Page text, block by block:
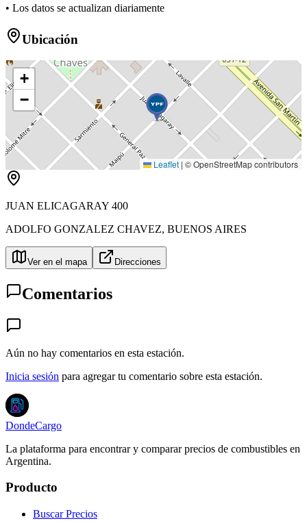
• Los datos se actualizan diariamente
Ubicación
+
−
Leaflet | © OpenStreetMap contributors
JUAN ELICAGARAY 400
ADOLFO GONZALEZ CHAVEZ, BUENOS AIRES
Ver en el mapa Direcciones
Comentarios
Aún no hay comentarios en esta estación.
Inicia sesión para agregar tu comentario sobre esta estación.
DondeCargo
La plataforma para encontrar y comparar precios de combustibles en
Argentina.
Producto
Buscar Precios